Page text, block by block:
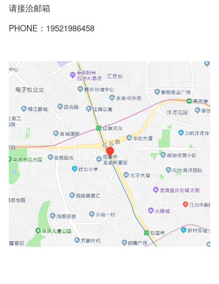
请接洽邮箱
PHONE：19521986458